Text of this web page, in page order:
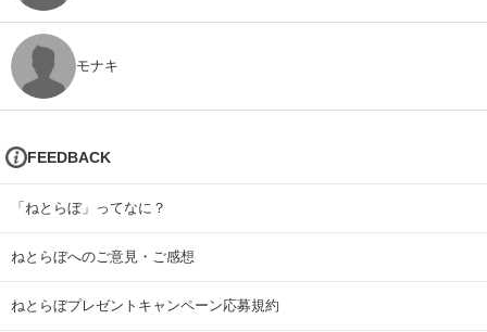
モナキ
FEEDBACK
「ねとらぼ」ってなに？
ねとらぼへのご意見・ご感想
ねとらぼプレゼントキャンペーン応募規約